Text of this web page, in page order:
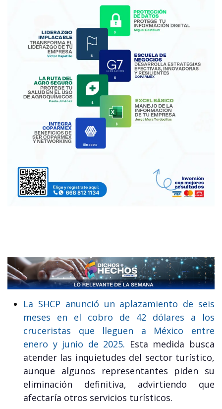
La SHCP anunció un aplazamiento de seis
meses en el cobro de 42 dólares a los
cruceristas que lleguen a México entre
enero y junio de 2025. Esta medida busca
atender las inquietudes del sector turístico,
aunque algunos representantes piden su
eliminación definitiva, advirtiendo que
afectaría otros servicios turísticos.